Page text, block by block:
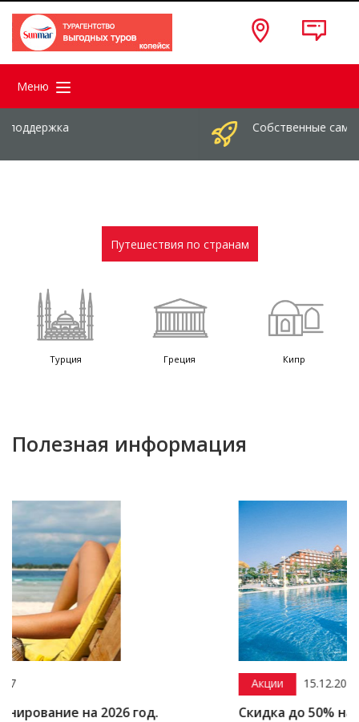
Меню
Собственные самолеты
Путешествия по странам
Турция Греция Кипр
Полезная информация
2026 год.
15.12.2016
Скидка до 50% на Турцию